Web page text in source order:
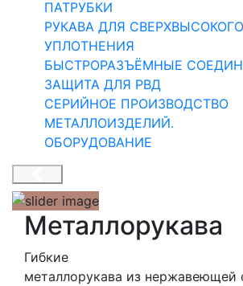
ПАТРУБКИ
РУКАВА ДЛЯ
УПЛОТНЕНИЯ
БЫСТРОРАЗЪЁМНЫЕ
ЗАЩИТА ДЛЯ РВД
СЕРИЙНОЕ ПРОИЗВОДСТВО
МЕТАЛЛОИЗДЕЛИЙ.
ОБОРУДОВАНИЕ
РУКАВ
ДАВЛЕНИЯ
Техника без простоев
Металлорукава
Гибкие
металлорукава из нержавеющей